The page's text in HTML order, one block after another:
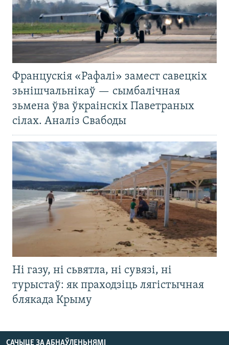
Францускія «Рафалі» замест савецкіх
зьнішчальнікаў — сымбалічная
зьмена ўва ўкраінскіх Паветраных
сілах. Аналіз Свабоды
Ні газу, ні сьвятла, ні сувязі, ні
турыстаў: як праходзіць лягістычная
блякада Крыму
САЧЫЦЕ ЗА АБНАЎЛЕНЬНЯМІ